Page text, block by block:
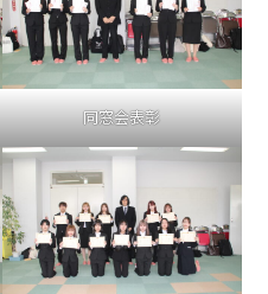
同窓会表彰